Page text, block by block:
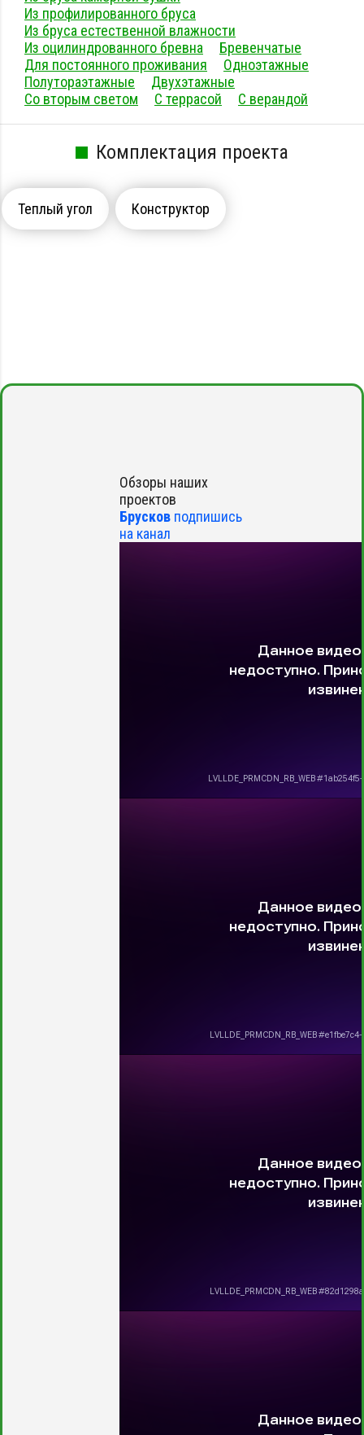
Из профилированного бруса
Из бруса естественной влажности
Из оцилиндрованного бревна
Бревенчатые
Для постоянного проживания
Одноэтажные
Полутораэтажные
Двухэтажные
Со вторым светом
С террасой С верандой
Комплектация проекта
Теплый угол Конструктор
Обзоры наших
проектов
Брусков подпишись
на канал